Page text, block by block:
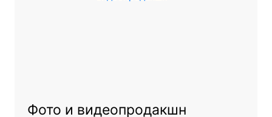
Фото и видеопродакшн